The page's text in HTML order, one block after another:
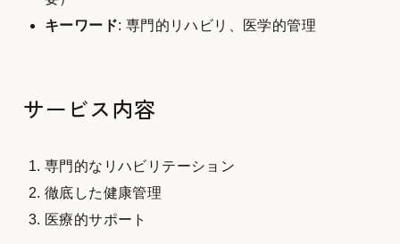
キーワード: 専門的リハビリ、医学的管理
サービス内容
専門的なリハビリテーション
徹底した健康管理
医療的サポート